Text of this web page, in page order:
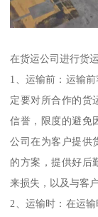
在货运公司进行货
1、运输前：运输
定要对所合作的货
信誉，限度的避免
公司在为客户提供
的方案，提供好后
来损失，以及与客
2、运输时：在运